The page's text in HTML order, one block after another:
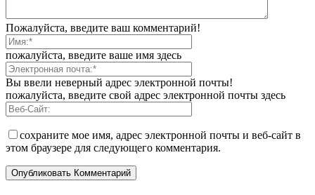
Пожалуйста, введите ваш комментарий!
пожалуйста, введите ваше имя здесь
Вы ввели неверный адрес электронной почты!
пожалуйста, введите свой адрес электронной почты здесь
сохраните мое имя, адрес электронной почты и веб-сайт в
этом браузере для следующего комментария.